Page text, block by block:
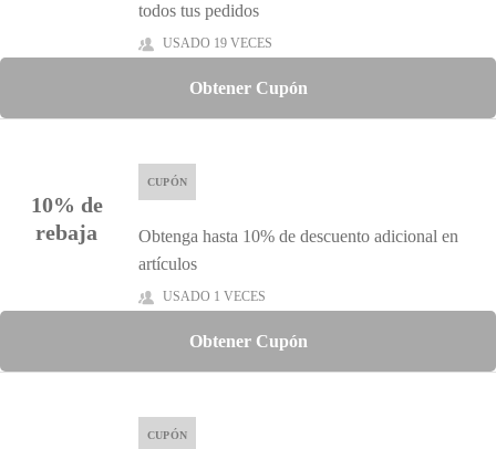
todos tus pedidos
USADO 19 VECES
Obtener Cupón
10% de
rebaja
CUPÓN
Obtenga hasta 10% de descuento adicional en
artículos
USADO 1 VECES
Obtener Cupón
CUPÓN